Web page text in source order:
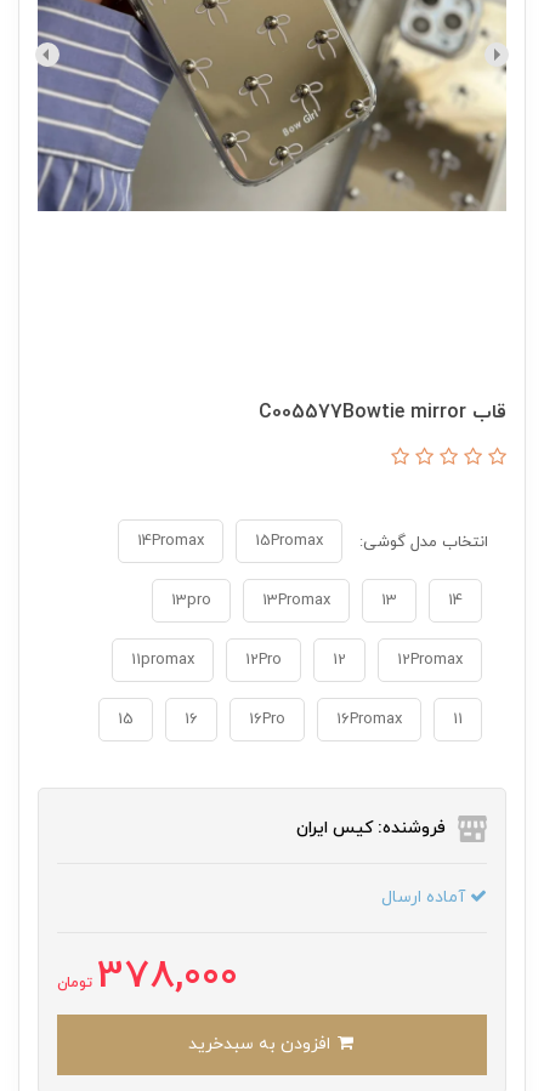
قاب C005577Bowtie mirror
انتخاب مدل گوشی: 15Promax
14Promax
14
13
13Promax
13pro
12Promax
12
12Pro
11promax
11
16Promax
16Pro
16
15
فروشنده: کیس ایران
آماده ارسال
378,000 تومان